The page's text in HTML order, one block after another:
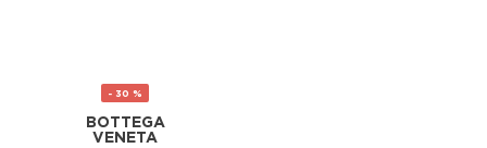
- 30 %
BOTTEGA
VENETA